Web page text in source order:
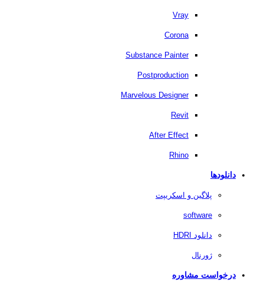
Vray
Corona
Substance Painter
Postproduction
Marvelous Designer
Revit
After Effect
Rhino
دانلودها
پلاگین و اسکریپت
software
دانلود HDRI
ژورنال
درخواست مشاوره